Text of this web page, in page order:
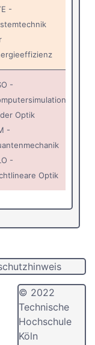
-
-
Optik
-
-
Optik
© 2022
Technische
Hochschule
Köln